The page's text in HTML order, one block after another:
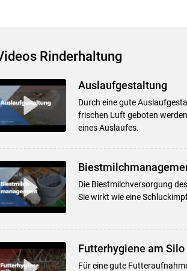
Rinderhaltung
Auslaufgestaltung
Durch eine gute
frischen Luft geboten
eines Auslaufes.
Die Biestmilchversorgung
Sie wirkt wie eine
Futterhygiene am Silo
Für eine gute